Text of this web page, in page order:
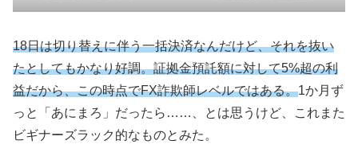
18日は切り替えに伴う一括決済なんだけど、それを抜い
たとしてもかなり好調。証拠金預託額に対して5%超の利
益だから、この時点でFX詐欺師レベルではある。1か月ず
っと「あにまろ」だったら……、とは思うけど、これまた
ビギナーズラック的なものとみた。